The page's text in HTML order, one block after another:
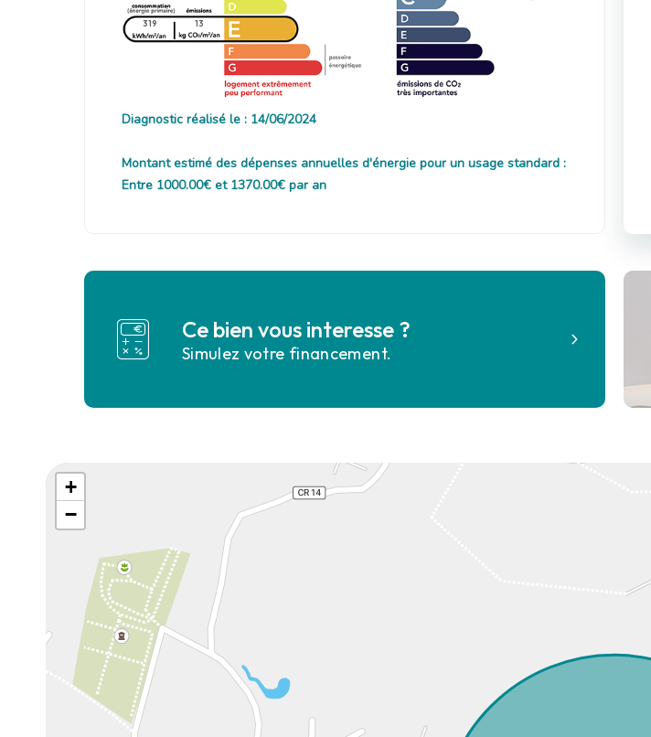
319 13
Diagnostic réalisé le : 14/06/2024
Montant estimé des dépenses annuelles d'énergie pour un usage standard :
Entre 1000.00€ et 1370.00€ par an
Ce bien vous interesse ?
Simulez votre financement.
+
−